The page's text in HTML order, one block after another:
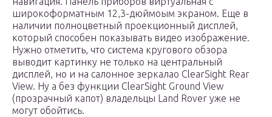
широкоформатным 12,3-дюймоым экраном. Еще в
наличии полноцветный проекционный дисплей,
который способен показывать видео изображение.
Нужно отметить, что система кругового обзора
выводит картинку не только на центральный
дисплей, но и на салонное зеркалао ClearSight Rear
View. Ну а без функции ClearSight Ground View
(прозрачный капот) владельцы Land Rover уже не
могут обойтись.